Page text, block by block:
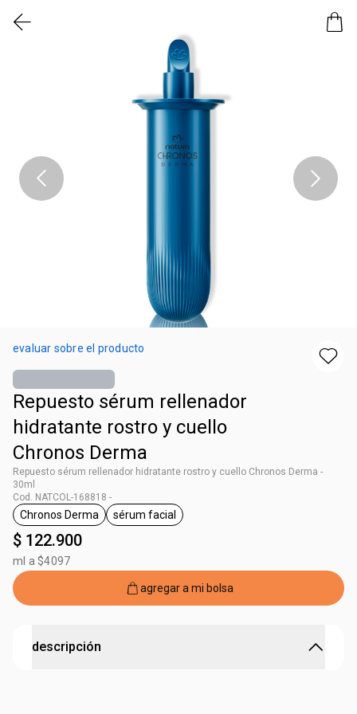
evaluar sobre el producto
Repuesto sérum rellenador
hidratante rostro y cuello
Chronos Derma
Repuesto sérum rellenador hidratante rostro y cuello Chronos Derma -
30ml
Cod. NATCOL-168818 -
general.tag Chronos Derma
Chronos Derma
general.tag sérum facial
sérum facial
$ 122.900
ml a $4097
agregar a mi bolsa
descripción